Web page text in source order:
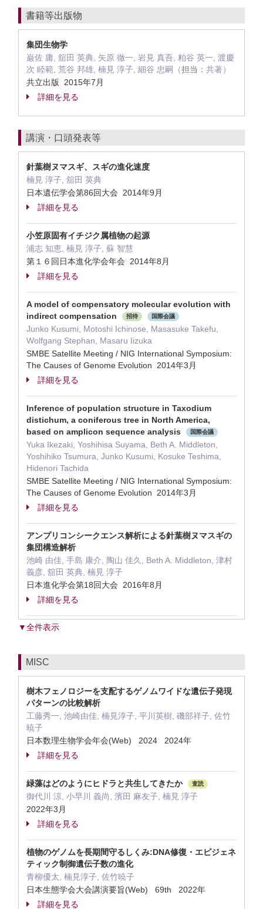
書籍等出版物
集団生物学
巌佐 庸, 舘田 英典, 矢原 徹一, 岩見 真吾, 粕谷 英一, 渡慶
次 睦範, 荒谷 邦雄, 楠見 淳子, 細谷 忠嗣（担当： 共著）
共立出版 2015年7月
詳細を見る
講演・口頭発表等
針葉樹ヌマスギ、スギの進化速度
楠見 淳子, 舘田 英典
日本遺伝学会第86回大会 2014年9月
詳細を見る
小笠原固有イチジク属植物の起源
浦志 知恵, 楠見 淳子, 蘇 智慧
第１６回日本進化学会年会 2014年8月
詳細を見る
A model of compensatory molecular evolution with
indirect compensation
招待 国際会議
Junko Kusumi, Motoshi Ichinose, Masasuke Takefu,
Wolfgang Stephan, Masaru Iizuka
SMBE Satellite Meeting / NIG International Symposium:
The Causes of Genome Evolution 2014年3月
詳細を見る
Inference of population structure in Taxodium
distichum, a coniferous tree in North America,
based on amplicon sequence analysis
国際会議
Yuka Ikezaki, Yoshihisa Suyama, Beth A. Middleton,
Yoshihiko Tsumura, Junko Kusumi, Kosuke Teshima,
Hidenori Tachida
SMBE Satellite Meeting / NIG International Symposium:
The Causes of Genome Evolution 2014年3月
詳細を見る
アンプリコンシークエンス解析による針葉樹ヌマスギの
集団構造解析
池崎 由佳, 手島 康介, 陶山 佳久, Beth A. Middleton, 津村
義彦, 舘田 英典, 楠見 淳子
日本進化学会第18回大会 2016年8月
詳細を見る
▼全件表示
MISC
樹木フェノロジーを支配するゲノムワイドな遺伝子発現
パターンの比較解析
工藤秀一, 池崎由佳, 楠見淳子, 平川英樹, 磯部祥子, 佐竹
暁子
日本数理生物学会年会(Web) 2024 2024年
詳細を見る
緑藻はどのようにヒドラと共生してきたか 査読
御代川 涼, 小早川 義尚, 濱田 麻友子, 楠見 淳子
2022年3月
詳細を見る
植物のゲノムを長期間守るしくみ:DNA修復・エピジェネ
ティック制御遺伝子数の進化
青柳優太, 楠見淳子, 佐竹暁子
日本生態学会大会講演要旨(Web) 69th 2022年
詳細を見る